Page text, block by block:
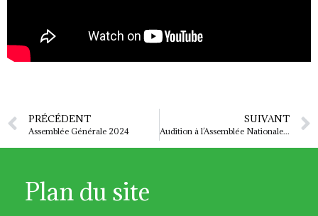
PRÉCÉDENT
Assemblée Générale 2024
SUIVANT
Audition à l’Assemblée Nationale de la Fédération Jalmalv
Plan du site